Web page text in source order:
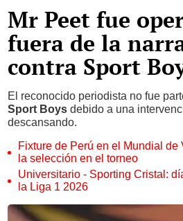
Mr Peet fue
fuera de la
contra Sport
El reconocido periodista no fue
Sport Boys debido a una
descansando.
Fixture de Perú en el Mundial
la selección en el torneo
Universitario - Sporting Cristal:
la Liga 1 2026